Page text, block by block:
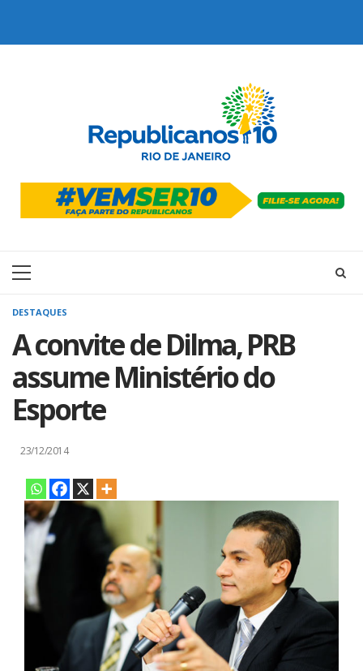
Primary
DESTAQUES
A convite de Dilma, PRB
assume Ministério do
Esporte
23/12/2014